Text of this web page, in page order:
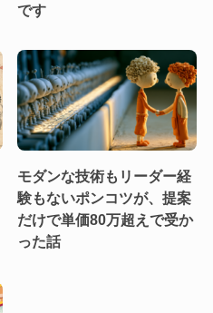
です
モダンな技術もリーダー経
験もないポンコツが、提案
だけで単価80万超えで受か
った話